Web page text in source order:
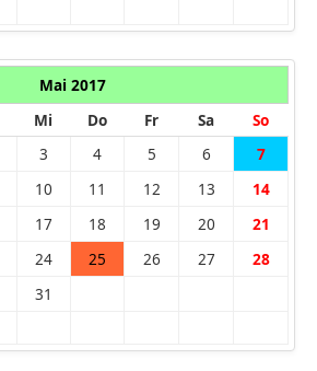
Mai 2017
Mi Do Fr Sa So
3 4 5 6 7
10 11 12 13 14
17 18 19 20 21
24 25 26 27 28
31